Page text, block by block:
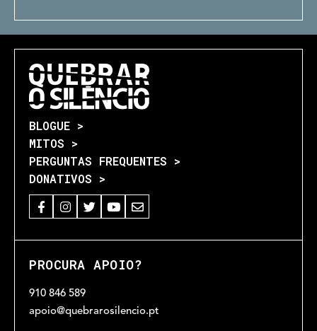
BLOGUE >
MITOS >
PERGUNTAS FREQUENTES >
DONATIVOS >
PROCURA APOIO?
910 846 589
apoio@quebrarosilencio.pt